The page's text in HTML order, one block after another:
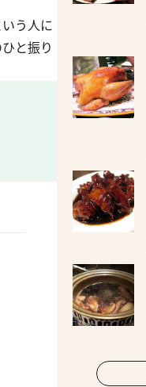
う人に
と振り